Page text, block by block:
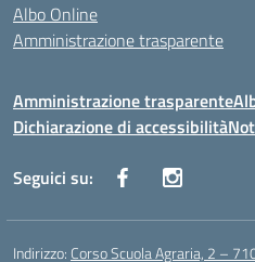
Albo Online
Amministrazione trasparente
Amministrazione trasparente
Dichiarazione di accessibilità
Seguici su:
Indirizzo: Corso Scuola Agraria, 2 –